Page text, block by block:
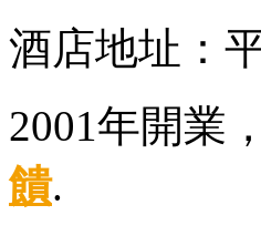
酒店地址：
2001年開業
饋.